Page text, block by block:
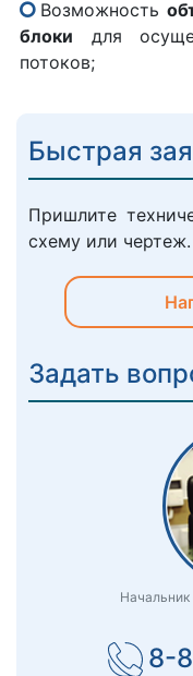
Возможность
блоки для
потоков;
Быстрая
Пришлите
схему или чертеж.
Задать
Начальник
8-